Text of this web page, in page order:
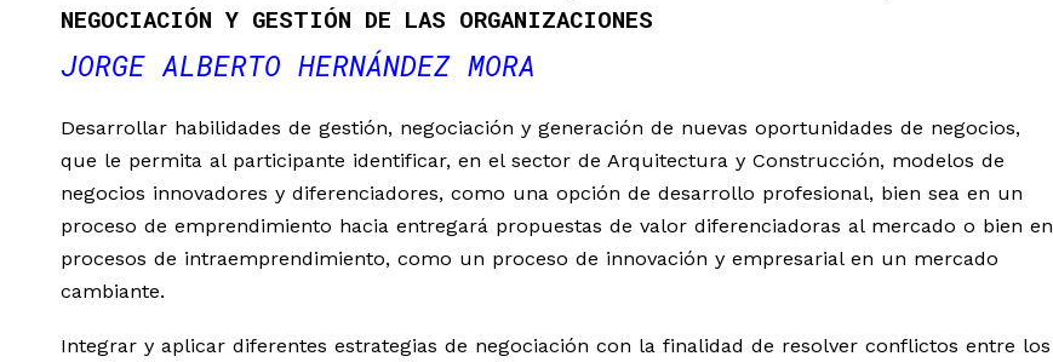
NEGOCIACIÓN Y GESTIÓN DE LAS ORGANIZACIONES
JORGE ALBERTO HERNÁNDEZ MORA
Desarrollar habilidades de gestión, negociación y generación de nuevas oportunidades de negocios,
que le permita al participante identificar, en el sector de Arquitectura y Construcción, modelos de
negocios innovadores y diferenciadores, como una opción de desarrollo profesional, bien sea en un
proceso de emprendimiento hacia entregará propuestas de valor diferenciadoras al mercado o bien en
procesos de intraemprendimiento, como un proceso de innovación y empresarial en un mercado
cambiante.
Integrar y aplicar diferentes estrategias de negociación con la finalidad de resolver conflictos entre los